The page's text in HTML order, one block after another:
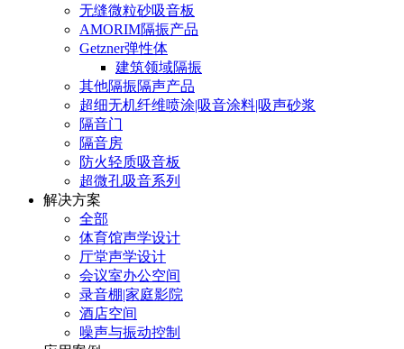
无缝微粒砂吸音板
AMORIM隔振产品
Getzner弹性体
建筑领域隔振
其他隔振隔声产品
超细无机纤维喷涂|吸音涂料|吸声砂浆
隔音门
隔音房
防火轻质吸音板
超微孔吸音系列
解决方案
全部
体育馆声学设计
厅堂声学设计
会议室办公空间
录音棚|家庭影院
酒店空间
噪声与振动控制